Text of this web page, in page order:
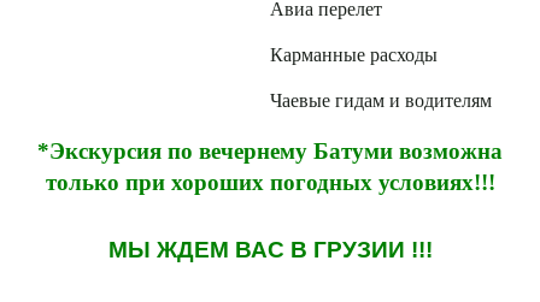
Авиа перелет
Карманные расходы
Чаевые гидам и водителям
*Экскурсия по вечернему Батуми возможна
только при хороших погодных условиях!!!
МЫ ЖДЕМ ВАС В ГРУЗИИ !!!